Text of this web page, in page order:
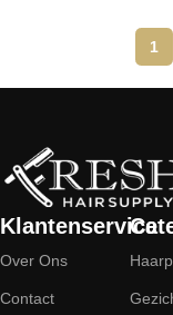
1
Klantenservice
Over Ons
Contact